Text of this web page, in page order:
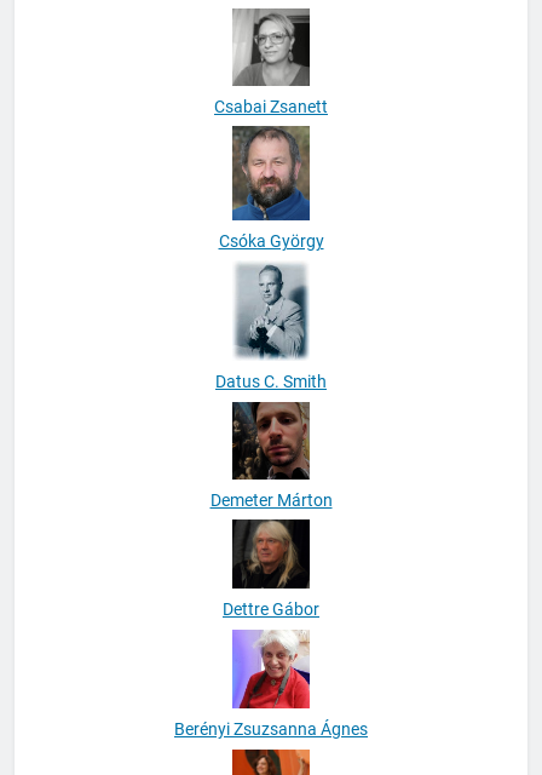
Csabai Zsanett
Csóka György
Datus C. Smith
Demeter Márton
Dettre Gábor
Berényi Zsuzsanna Ágnes